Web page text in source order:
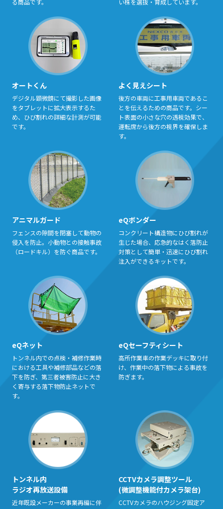
オートくん
デジタル顕微鏡にて撮影した画像
をタブレットに拡⼤表⽰するた
め、ひび割れの詳細な計測が可能
です。
よく見えシート
後⽅の⾞両に⼯事⽤⾞両であるこ
とを伝えるための商品です。シー
ト表⾯の⼩さな⽳の透視効果で、
運転席から後⽅の視界を確保しま
す。
アニマルガード
フェンスの隙間を閉塞して動物の
侵⼊を防⽌。⼩動物との接触事故
（ロードキル）を防ぐ商品です。
eQボンダー
コンクリート構造物にひび割れが
⽣じた場合、応急的なはく落防⽌
対策として簡単・迅速にひび割れ
注⼊ができるキットです。
eQネット
トンネル内での点検・補修作業時
における⼯具や補修部品などの落
下を防ぎ、第三者被害防⽌に⼤き
く寄与する落下物防⽌ネットで
す。
eQセーフティシート
⾼所作業⾞の作業デッキに取り付
け、作業中の落下物による事故を
防ぎます。
トンネル内
ラジオ再放送設備
近年既設メーカーの事業再編に伴
CCTVカメラ調整ツール
(微調整機能付カメラ架台)
CCTVカメラのハウジング固定ア